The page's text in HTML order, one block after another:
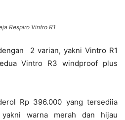
Respiro Vintro R1
2 varian, yakni Vintro R1
Vintro R3 windproof plus
Rp 396.000 yang tersediia
warna merah dan hijau